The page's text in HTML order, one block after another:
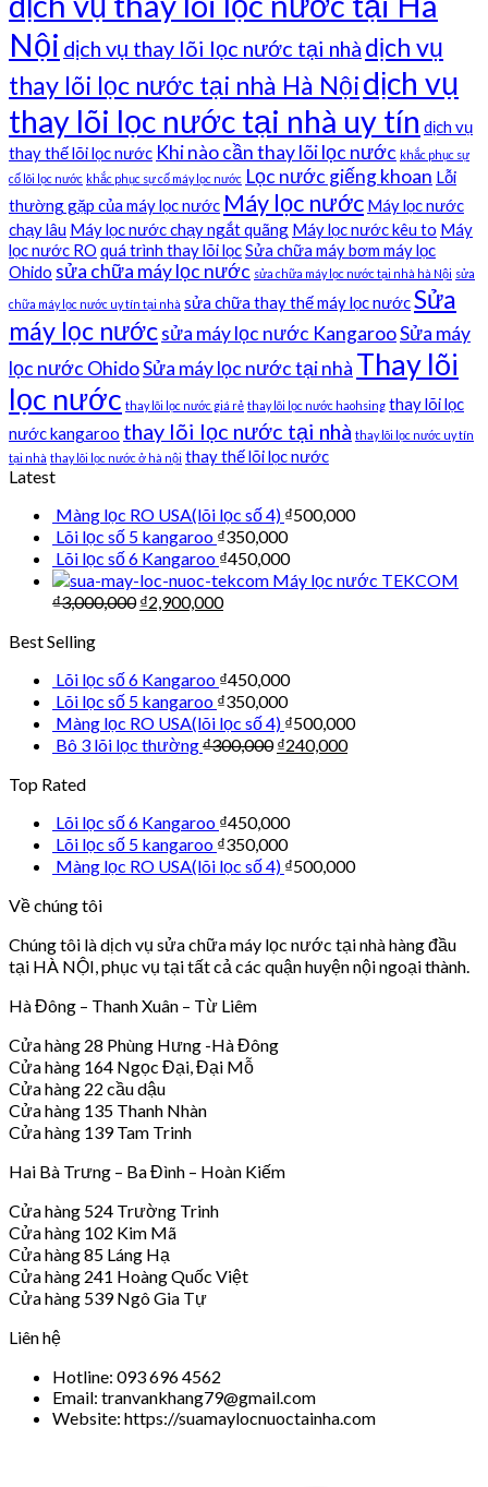
Nội dịch vụ thay lõi lọc nước tại nhà dịch vụ
thay lõi lọc nước tại nhà Hà Nộidịch vụ
thay lõi lọc nước tại nhà uy tín dịch vụ
thay thế lõi lọc nước Khi nào cần thay lõi lọc nước khắc phục sự
cố lõi lọc nước khắc phục sự cố máy lọc nước Lọc nước giếng khoan Lỗi
thường gặp của máy lọc nước Máy lọc nước Máy lọc nước
chạy lâu Máy lọc nước chạy ngắt quãng Máy lọc nước kêu to Máy
lọc nước RO quá trình thay lõi lọcSửa chữa máy bơm máy lọc
Ohido sửa chữa máy lọc nước sửa chữa máy lọc nước tại nhà hà Nội sửa
chữa máy lọc nước uy tín tại nhà sửa chữa thay thế máy lọc nướcSửa
máy lọc nướcsửa máy lọc nước KangarooSửa máy
lọc nước OhidoSửa máy lọc nước tại nhà Thay lõi
lọc nước thay lõi lọc nước giá rẻ thay lõi lọc nước haohsing thay lõi lọc
nước kangaroo thay lõi lọc nước tại nhà thay lõi lọc nước uy tín
tại nhà thay lõi lọc nước ở hà nội thay thế lõi lọc nước
Latest
Màng lọc RO USA(lõi lọc số 4) ₫500,000
Lõi lọc số 5 kangaroo ₫350,000
Lõi lọc số 6 Kangaroo ₫450,000
Máy lọc nước TEKCOM
₫3,000,000 ₫2,900,000
Best Selling
Lõi lọc số 6 Kangaroo ₫450,000
Lõi lọc số 5 kangaroo ₫350,000
Màng lọc RO USA(lõi lọc số 4) ₫500,000
Bô 3 lõi lọc thường₫300,000 ₫240,000
Top Rated
Lõi lọc số 6 Kangaroo ₫450,000
Lõi lọc số 5 kangaroo ₫350,000
Màng lọc RO USA(lõi lọc số 4) ₫500,000
Về chúng tôi
Chúng tôi là dịch vụ sửa chữa máy lọc nước tại nhà hàng đầu
tại HÀ NỘI, phục vụ tại tất cả các quận huyện nội ngoại thành.
Hà Đông – Thanh Xuân – Từ Liêm
Cửa hàng 28 Phùng Hưng -Hà Đông
Cửa hàng 164 Ngọc Đại, Đại Mỗ
Cửa hàng 22 cầu dậu
Cửa hàng 135 Thanh Nhàn
Cửa hàng 139 Tam Trinh
Hai Bà Trưng – Ba Đình – Hoàn Kiếm
Cửa hàng 524 Trường Trinh
Cửa hàng 102 Kim Mã
Cửa hàng 85 Láng Hạ
Cửa hàng 241 Hoàng Quốc Việt
Cửa hàng 539 Ngô Gia Tự
Liên hệ
Hotline: 093 696 4562
Email: tranvankhang79@gmail.com
Website: https://suamaylocnuoctainha.com